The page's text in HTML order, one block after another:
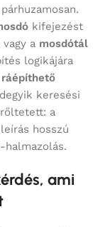
kifejezést
vagy a mosdótál
logikájára
ráépíthető
keresési
a
hosszú
ami